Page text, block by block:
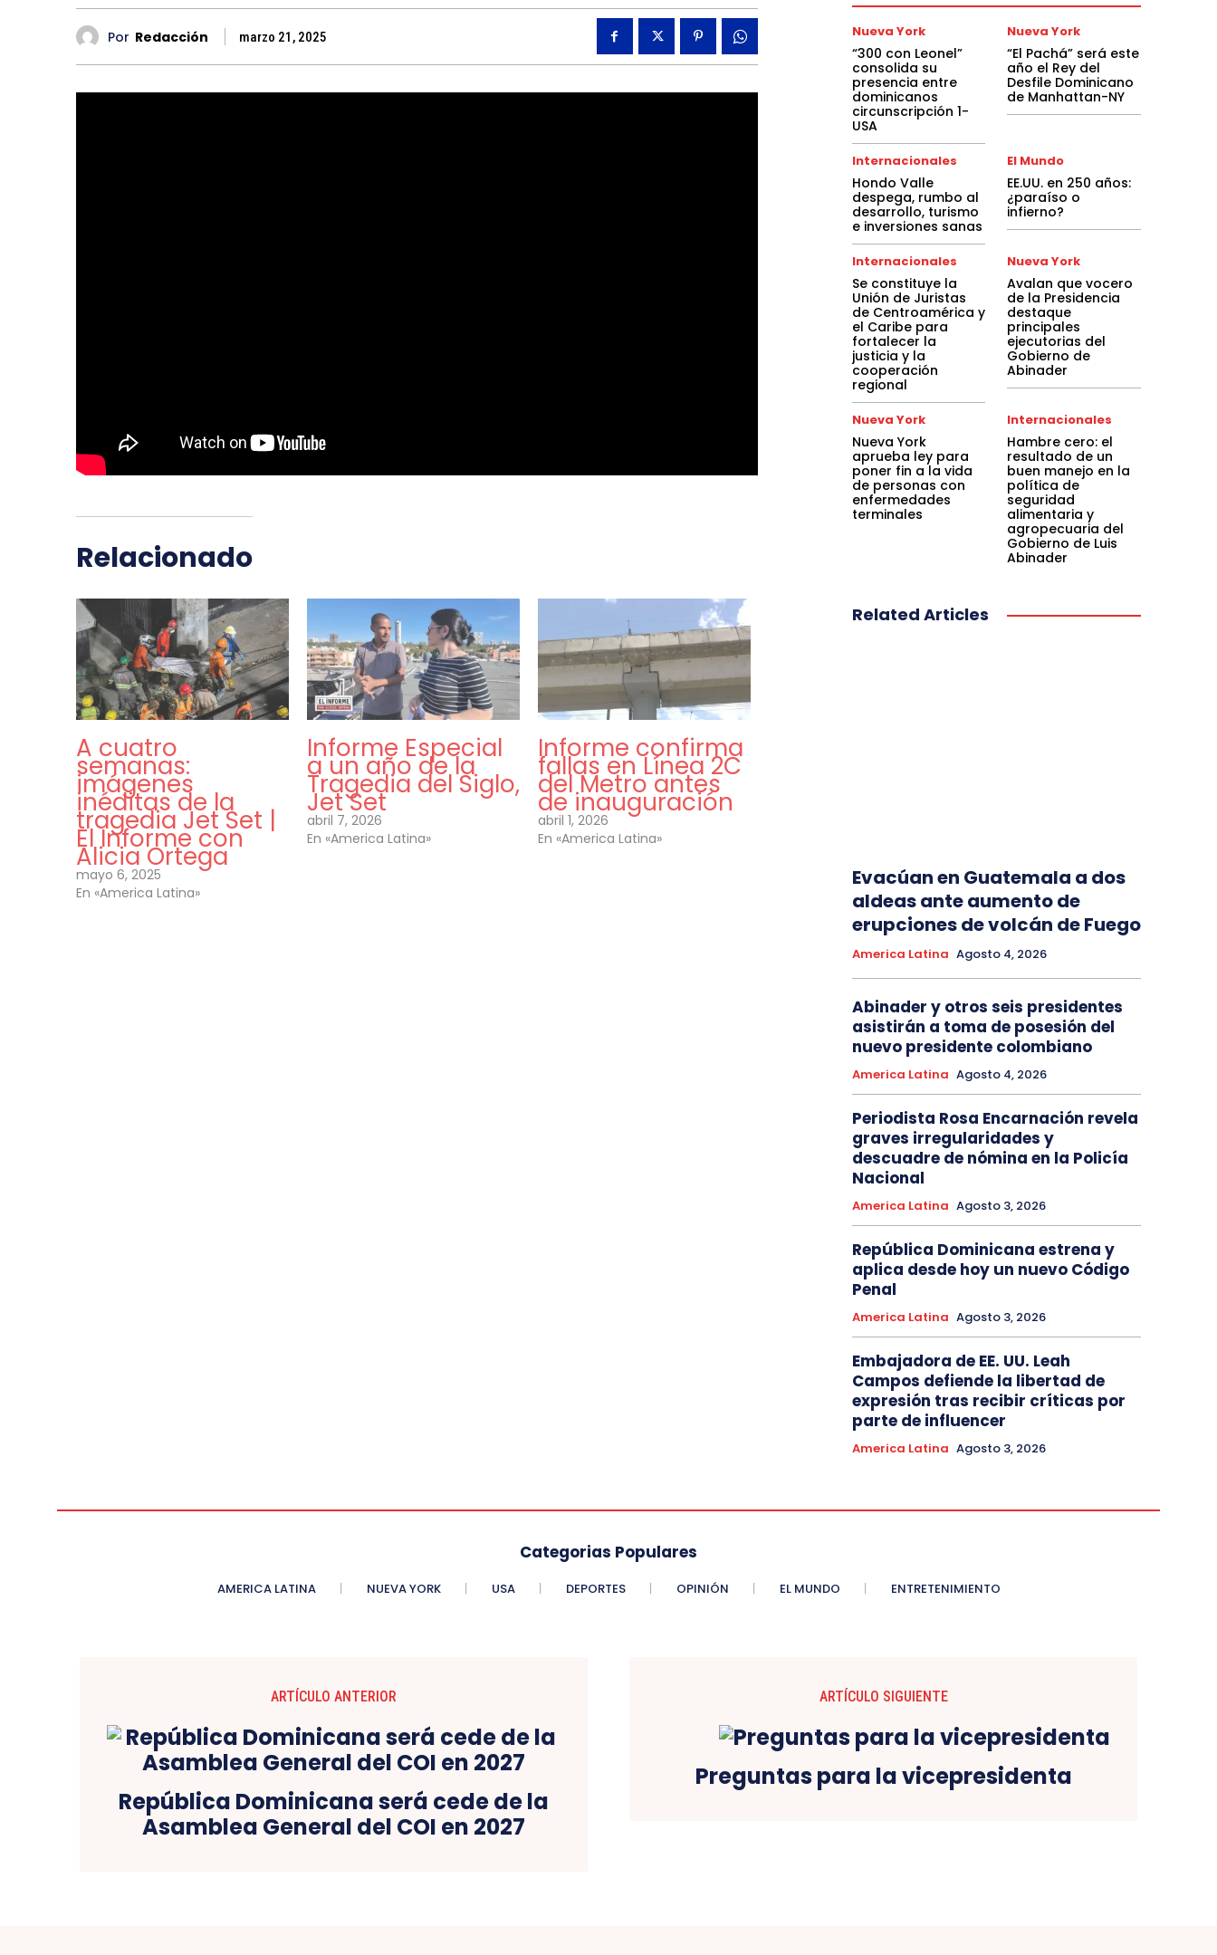
Por Redacción marzo 21, 2025
Relacionado
A cuatro
semanas:
imágenes
inéditas de la
tragedia Jet Set |
El Informe con
Alicia Ortega
mayo 6, 2025
En «America Latina»
Informe Especial
a un año de la
Tragedia del Siglo,
Jet Set
abril 7, 2026
En «America Latina»
Informe confirma
fallas en Línea 2C
del Metro antes
de inauguración
abril 1, 2026
En «America Latina»
Nueva York
“300 con Leonel”
consolida su
presencia entre
dominicanos
circunscripción 1-
USA
Nueva York
“El Pachá” será este
año el Rey del
Desfile Dominicano
de Manhattan-NY
Internacionales
Hondo Valle
despega, rumbo al
desarrollo, turismo
e inversiones sanas
El Mundo
EE.UU. en 250 años:
¿paraíso o
infierno?
Internacionales
Se constituye la
Unión de Juristas
de Centroamérica y
el Caribe para
fortalecer la
justicia y la
cooperación
regional
Nueva York
Avalan que vocero
de la Presidencia
destaque
principales
ejecutorias del
Gobierno de
Abinader
Nueva York
Nueva York
aprueba ley para
poner fin a la vida
de personas con
enfermedades
terminales
Internacionales
Hambre cero: el
resultado de un
buen manejo en la
política de
seguridad
alimentaria y
agropecuaria del
Gobierno de Luis
Abinader
Related Articles
Evacúan en Guatemala a dos
aldeas ante aumento de
erupciones de volcán de Fuego
America Latina Agosto 4, 2026
Abinader y otros seis presidentes
asistirán a toma de posesión del
nuevo presidente colombiano
America Latina Agosto 4, 2026
Periodista Rosa Encarnación revela
graves irregularidades y
descuadre de nómina en la Policía
Nacional
America Latina Agosto 3, 2026
República Dominicana estrena y
aplica desde hoy un nuevo Código
Penal
America Latina Agosto 3, 2026
Embajadora de EE. UU. Leah
Campos defiende la libertad de
expresión tras recibir críticas por
parte de influencer
America Latina Agosto 3, 2026
Categorias Populares
AMERICA LATINA NUEVA YORK USA DEPORTES OPINIÓN EL MUNDO ENTRETENIMIENTO
ARTÍCULO ANTERIOR
República Dominicana será cede de la
Asamblea General del COI en 2027
ARTÍCULO SIGUIENTE
Preguntas para la vicepresidenta